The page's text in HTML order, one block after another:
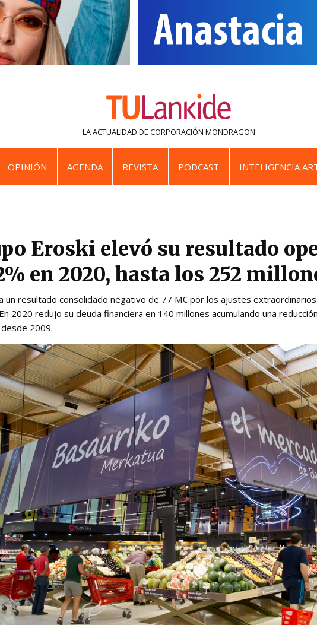
LA ACTUALIDAD DE CORPORACIÓN MONDRAGON
OPINIÓN AGENDA REVISTA PODCAST INTELIGENCIA
Eroski elevó su resultado
en 2020, hasta los 252
un resultado consolidado negativo de 77 M€ por los ajustes
2020 redujo su deuda financiera en 140 millones acumulando una
2009.